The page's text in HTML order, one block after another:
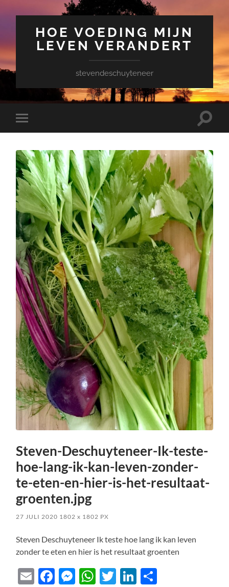
HOE VOEDING MIJN
LEVEN VERANDERT
stevendeschuyteneer
Toggle
mobiel
Toggle
Steven-Deschuyteneer-Ik-teste-
hoe-lang-ik-kan-leven-zonder-
te-eten-en-hier-is-het-resultaat-
groenten.jpg
27 JULI 2020 1802x 1802 PX
Steven Deschuyteneer Ik teste hoe lang ik kan leven
zonder te eten en hier is het resultaat groenten
EmailFacebook
Messenger
WhatsApp
TwitterLinkedIn